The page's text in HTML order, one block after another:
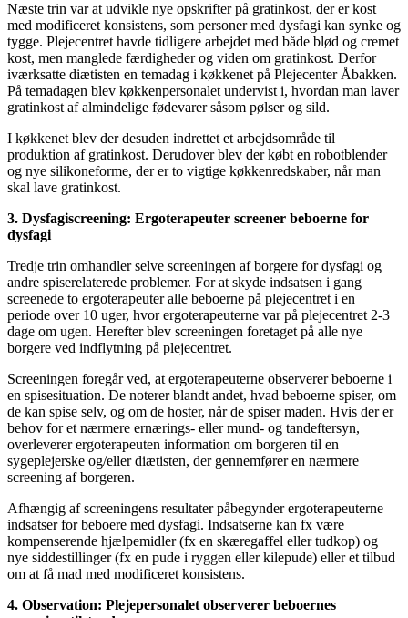
Næste trin var at udvikle nye opskrifter på gratinkost, der er kost
med modificeret konsistens, som personer med dysfagi kan synke og
tygge. Plejecentret havde tidligere arbejdet med både blød og cremet
kost, men manglede færdigheder og viden om gratinkost. Derfor
iværksatte diætisten en temadag i køkkenet på Plejecenter Åbakken.
På temadagen blev køkkenpersonalet undervist i, hvordan man laver
gratinkost af almindelige fødevarer såsom pølser og sild.
I køkkenet blev der desuden indrettet et arbejdsområde til
produktion af gratinkost. Derudover blev der købt en robotblender
og nye silikoneforme, der er to vigtige køkkenredskaber, når man
skal lave gratinkost.
3. Dysfagiscreening: Ergoterapeuter screener beboerne for
dysfagi
Tredje trin omhandler selve screeningen af borgere for dysfagi og
andre spiserelaterede problemer. For at skyde indsatsen i gang
screenede to ergoterapeuter alle beboerne på plejecentret i en
periode over 10 uger, hvor ergoterapeuterne var på plejecentret 2-3
dage om ugen. Herefter blev screeningen foretaget på alle nye
borgere ved indflytning på plejecentret.
Screeningen foregår ved, at ergoterapeuterne observerer beboerne i
en spisesituation. De noterer blandt andet, hvad beboerne spiser, om
de kan spise selv, og om de hoster, når de spiser maden. Hvis der er
behov for et nærmere ernærings- eller mund- og tandeftersyn,
overleverer ergoterapeuten information om borgeren til en
sygeplejerske og/eller diætisten, der gennemfører en nærmere
screening af borgeren.
Afhængig af screeningens resultater påbegynder ergoterapeuterne
indsatser for beboere med dysfagi. Indsatserne kan fx være
kompenserende hjælpemidler (fx en skæregaffel eller tudkop) og
nye siddestillinger (fx en pude i ryggen eller kilepude) eller et tilbud
om at få mad med modificeret konsistens.
4. Observation: Plejepersonalet observerer beboernes